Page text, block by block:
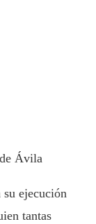
Ávila
su ejecución
tantas